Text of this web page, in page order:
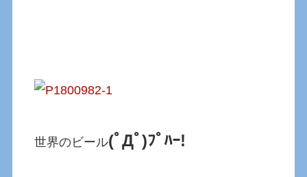
世界のビール(ﾟДﾟ)ﾌﾟﾊｰ!